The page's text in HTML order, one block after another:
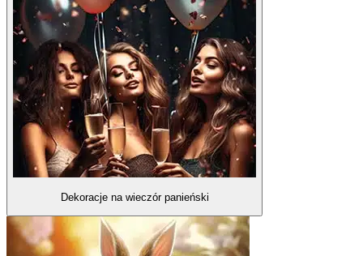
Dekoracje na wieczór panieński